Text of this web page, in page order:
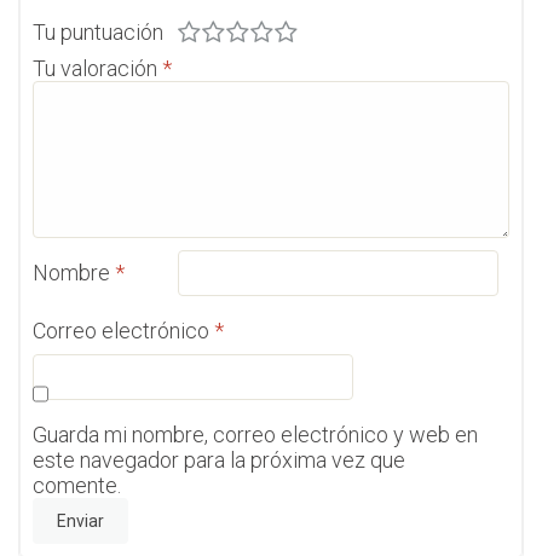
Tu puntuación
Tu valoración *
Nombre *
Correo electrónico *
Guarda mi nombre, correo electrónico y web en
este navegador para la próxima vez que
comente.